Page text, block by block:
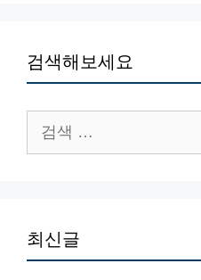
검색해보세요
색:
최신글